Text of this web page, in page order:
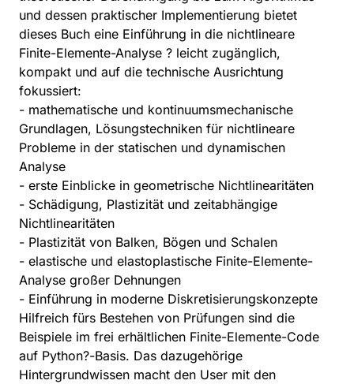
und dessen praktischer Implementierung bietet
dieses Buch eine Einführung in die nichtlineare
Finite-Elemente-Analyse ? leicht zugänglich,
kompakt und auf die technische Ausrichtung
fokussiert:
- mathematische und kontinuumsmechanische
Grundlagen, Lösungstechniken für nichtlineare
Probleme in der statischen und dynamischen
Analyse
- erste Einblicke in geometrische Nichtlinearitäten
- Schädigung, Plastizität und zeitabhängige
Nichtlinearitäten
- Plastizität von Balken, Bögen und Schalen
- elastische und elastoplastische Finite-Elemente-
Analyse großer Dehnungen
- Einführung in moderne Diskretisierungskonzepte
Hilfreich fürs Bestehen von Prüfungen sind die
Beispiele im frei erhältlichen Finite-Elemente-Code
auf Python?-Basis. Das dazugehörige
Hintergrundwissen macht den User mit den